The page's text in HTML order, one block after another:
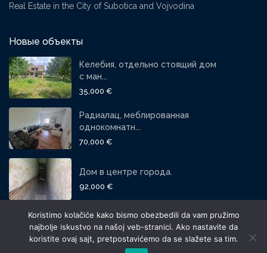
Real Estate in the City of Subotica and Vojvodina
Новые объекты
Келебия, отдельно стоящий дом
с ман...
35,000 €
Радиалац, меблированная
однокомнатн...
70,000 €
Дом в центре города.
92,000 €
СОЦИАЛЬНЫЕ СЕТИ:
Koristimo kolačiće kako bismo obezbedili da vam pružimo
najbolje iskustvo na našoj veb-stranici. Ako nastavite da
koristite ovaj sajt, pretpostavićemo da se slažete sa tim.